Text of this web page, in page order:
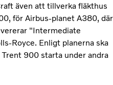
även att tillverka fläkthus
för Airbus-planet A380, där
"Intermediate
Royce. Enligt planerna ska
900 starta under andra